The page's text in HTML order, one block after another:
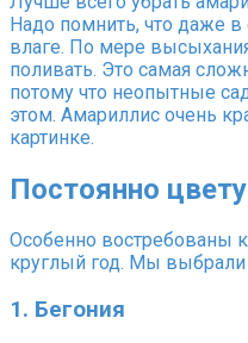
Надо помнить, что даже
влаге. По мере
поливать. Это самая
потому что неопытные
этом. Амариллис очень
картинке.
Постоянно
Особенно востребованы
круглый год. Мы
1. Бегония